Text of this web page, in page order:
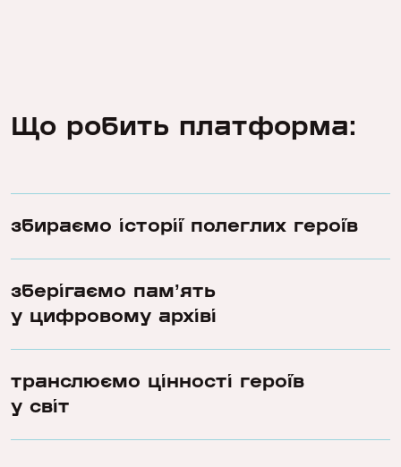
Що робить платформа:
збираємо історії полеглих героїв
зберігаємо памʼять
у цифровому архіві
транслюємо цінності героїв
у світ